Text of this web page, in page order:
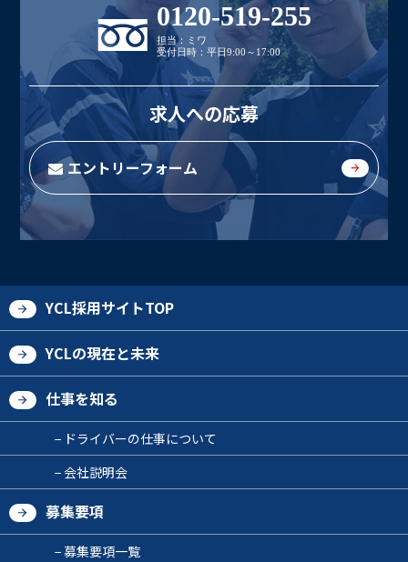
0120-519-255
担当：ミワ
受付日時：平日9:00～17:00
求人への応募
エントリーフォーム
YCL採用サイトTOP
YCLの現在と未来
仕事を知る
ドライバーの仕事について
会社説明会
募集要項
募集要項一覧